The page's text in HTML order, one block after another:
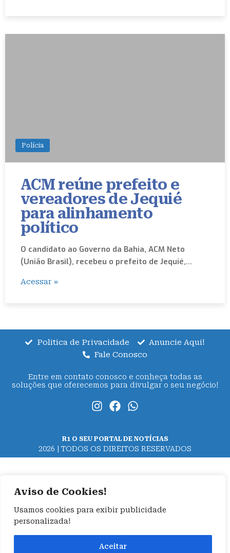
Aviso de Cookies!
Usamos cookies para exibir publicidade
personalizada!
Aceitar
Polícia
ACM reúne prefeito e
vereadores de Jequié
para alinhamento
político
O candidato ao Governo da Bahia, ACM Neto
(União Brasil), recebeu o prefeito de Jequié,…
Acessar »
Politica de Privacidade
Anuncie Aqui!
Fale Conosco
Entre em contato conosco e conheça todas as
soluções que oferecemos para divulgar o seu negócio!
R1 O SEU PORTAL DE NOTÍCIAS
2026 | TODOS OS DIREITOS RESERVADOS